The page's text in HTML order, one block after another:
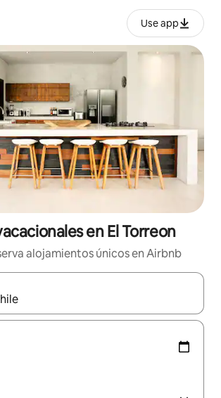
Use app
en El Torreon
alojamientos únicos en Airbnb
estén disponibles, navega con las